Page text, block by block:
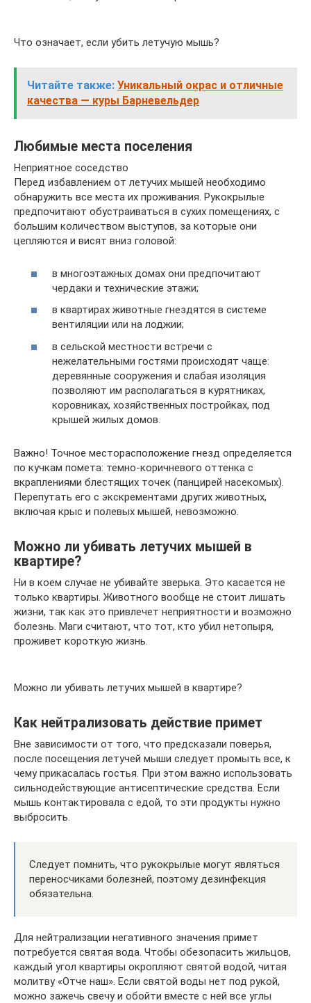
Что означает, если убить летучую мышь?
Читайте также: Уникальный окрас и отличные
качества — куры Барневельдер
Любимые места поселения
Неприятное соседство
Перед избавлением от летучих мышей необходимо
обнаружить все места их проживания. Рукокрылые
предпочитают обустраиваться в сухих помещениях, с
большим количеством выступов, за которые они
цепляются и висят вниз головой:
в многоэтажных домах они предпочитают
чердаки и технические этажи;
в квартирах животные гнездятся в системе
вентиляции или на лоджии;
в сельской местности встречи с
нежелательными гостями происходят чаще:
деревянные сооружения и слабая изоляция
позволяют им располагаться в курятниках,
коровниках, хозяйственных постройках, под
крышей жилых домов.
Важно! Точное месторасположение гнезд определяется
по кучкам помета: темно-коричневого оттенка с
вкраплениями блестящих точек (панцирей насекомых).
Перепутать его с экскрементами других животных,
включая крыс и полевых мышей, невозможно.
Можно ли убивать летучих мышей в
квартире?
Ни в коем случае не убивайте зверька. Это касается не
только квартиры. Животного вообще не стоит лишать
жизни, так как это привлечет неприятности и возможно
болезнь. Маги считают, что тот, кто убил нетопыря,
проживет короткую жизнь.
Можно ли убивать летучих мышей в квартире?
Как нейтрализовать действие примет
Вне зависимости от того, что предсказали поверья,
после посещения летучей мыши следует промыть все, к
чему прикасалась гостья. При этом важно использовать
сильнодействующие антисептические средства. Если
мышь контактировала с едой, то эти продукты нужно
выбросить.
Следует помнить, что рукокрылые могут являться
переносчиками болезней, поэтому дезинфекция
обязательна.
Для нейтрализации негативного значения примет
потребуется святая вода. Чтобы обезопасить жильцов,
каждый угол квартиры окропляют святой водой, читая
молитву «Отче наш». Если святой воды нет под рукой,
можно зажечь свечу и обойти вместе с ней все углы